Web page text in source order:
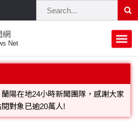
網
Net
陽在地24小時新聞團隊，感謝大家
對象已逾20萬人!